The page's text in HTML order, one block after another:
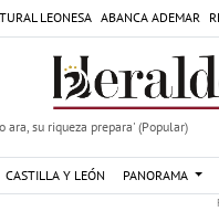
LEONESA ABANCA ADEMAR
ara, su riqueza prepara' (Popular)
CASTILLA Y LEÓN PANORAMA